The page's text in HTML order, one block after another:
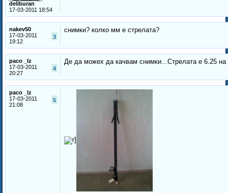
deliburan
17-03-2011 18:54
nakev50
3
17-03-2011
19:12
снимки? колко мм е стрелата?
paco _lz
4
17-03-2011
20:27
Де да можех да качвам снимки...Стрелата е 6.25 на
paco _lz
5
17-03-2011
21:08
r]